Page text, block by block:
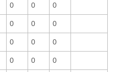
0 0 0
0 0 0
0 0 0
0 0 0